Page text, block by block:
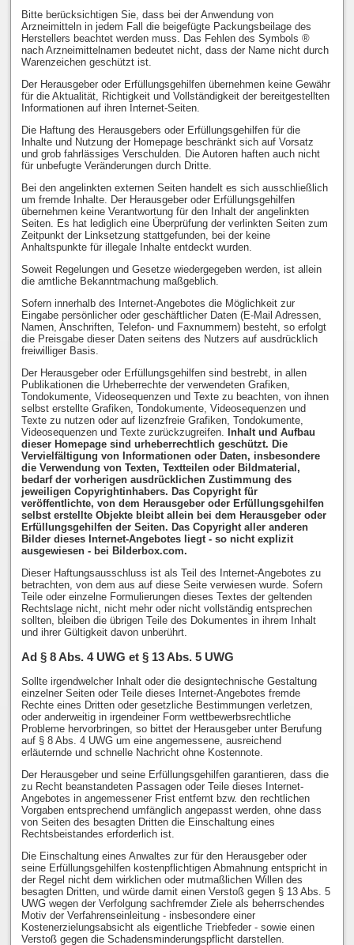
Bitte berücksichtigen Sie, dass bei der Anwendung von
Arzneimitteln in jedem Fall die beigefügte Packungsbeilage des
Herstellers beachtet werden muss. Das Fehlen des Symbols ®
nach Arzneimittelnamen bedeutet nicht, dass der Name nicht durch
Warenzeichen geschützt ist.
Der Herausgeber oder Erfüllungsgehilfen übernehmen keine Gewähr
für die Aktualität, Richtigkeit und Vollständigkeit der bereitgestellten
Informationen auf ihren Internet-Seiten.
Die Haftung des Herausgebers oder Erfüllungsgehilfen für die
Inhalte und Nutzung der Homepage beschränkt sich auf Vorsatz
und grob fahrlässiges Verschulden. Die Autoren haften auch nicht
für unbefugte Veränderungen durch Dritte.
Bei den angelinkten externen Seiten handelt es sich ausschließlich
um fremde Inhalte. Der Herausgeber oder Erfüllungsgehilfen
übernehmen keine Verantwortung für den Inhalt der angelinkten
Seiten. Es hat lediglich eine Überprüfung der verlinkten Seiten zum
Zeitpunkt der Linksetzung stattgefunden, bei der keine
Anhaltspunkte für illegale Inhalte entdeckt wurden.
Soweit Regelungen und Gesetze wiedergegeben werden, ist allein
die amtliche Bekanntmachung maßgeblich.
Sofern innerhalb des Internet-Angebotes die Möglichkeit zur
Eingabe persönlicher oder geschäftlicher Daten (E-Mail Adressen,
Namen, Anschriften, Telefon- und Faxnummern) besteht, so erfolgt
die Preisgabe dieser Daten seitens des Nutzers auf ausdrücklich
freiwilliger Basis.
Der Herausgeber oder Erfüllungsgehilfen sind bestrebt, in allen
Publikationen die Urheberrechte der verwendeten Grafiken,
Tondokumente, Videosequenzen und Texte zu beachten, von ihnen
selbst erstellte Grafiken, Tondokumente, Videosequenzen und
Texte zu nutzen oder auf lizenzfreie Grafiken, Tondokumente,
Videosequenzen und Texte zurückzugreifen.
Inhalt und Aufbau
dieser Homepage sind urheberrechtlich geschützt. Die
Vervielfältigung von Informationen oder Daten, insbesondere
die Verwendung von Texten, Textteilen oder Bildmaterial,
bedarf der vorherigen ausdrücklichen Zustimmung des
jeweiligen Copyrightinhabers. Das Copyright für
veröffentlichte, von dem Herausgeber oder Erfüllungsgehilfen
selbst erstellte Objekte bleibt allein bei dem Herausgeber oder
Erfüllungsgehilfen der Seiten. Das Copyright aller anderen
Bilder dieses Internet-Angebotes liegt - so nicht explizit
ausgewiesen - bei Bilderbox.com.
Dieser Haftungsausschluss ist als Teil des Internet-Angebotes zu
betrachten, von dem aus auf diese Seite verwiesen wurde. Sofern
Teile oder einzelne Formulierungen dieses Textes der geltenden
Rechtslage nicht, nicht mehr oder nicht vollständig entsprechen
sollten, bleiben die übrigen Teile des Dokumentes in ihrem Inhalt
und ihrer Gültigkeit davon unberührt.
Ad § 8 Abs. 4 UWG et § 13 Abs. 5 UWG
Sollte irgendwelcher Inhalt oder die designtechnische Gestaltung
einzelner Seiten oder Teile dieses Internet-Angebotes fremde
Rechte eines Dritten oder gesetzliche Bestimmungen verletzen,
oder anderweitig in irgendeiner Form wettbewerbsrechtliche
Probleme hervorbringen, so bittet der Herausgeber unter Berufung
auf § 8 Abs. 4 UWG um eine angemessene, ausreichend
erläuternde und schnelle Nachricht ohne Kostennote.
Der Herausgeber und seine Erfüllungsgehilfen garantieren, dass die
zu Recht beanstandeten Passagen oder Teile dieses Internet-
Angebotes in angemessener Frist entfernt bzw. den rechtlichen
Vorgaben entsprechend umfänglich angepasst werden, ohne dass
von Seiten des besagten Dritten die Einschaltung eines
Rechtsbeistandes erforderlich ist.
Die Einschaltung eines Anwaltes zur für den Herausgeber oder
seine Erfüllungsgehilfen kostenpflichtigen Abmahnung entspricht in
der Regel nicht dem wirklichen oder mutmaßlichen Willen des
besagten Dritten, und würde damit einen Verstoß gegen § 13 Abs. 5
UWG wegen der Verfolgung sachfremder Ziele als beherrschendes
Motiv der Verfahrenseinleitung - insbesondere einer
Kostenerzielungsabsicht als eigentliche Triebfeder - sowie einen
Verstoß gegen die Schadensminderungspflicht darstellen.